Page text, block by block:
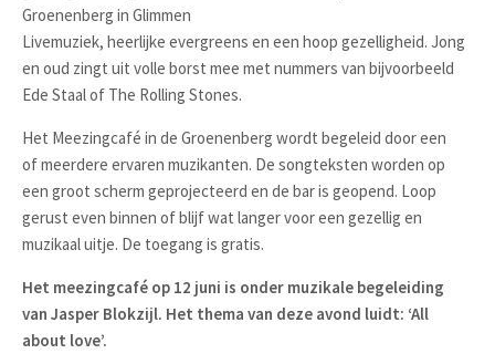
Groenenberg in Glimmen
Livemuziek, heerlijke evergreens en een hoop gezelligheid. Jong
en oud zingt uit volle borst mee met nummers van bijvoorbeeld
Ede Staal of The Rolling Stones.
Het Meezingcafé in de Groenenberg wordt begeleid door een
of meerdere ervaren muzikanten. De songteksten worden op
een groot scherm geprojecteerd en de bar is geopend. Loop
gerust even binnen of blijf wat langer voor een gezellig en
muzikaal uitje. De toegang is gratis.
Het meezingcafé op 12 juni is onder muzikale begeleiding
van Jasper Blokzijl. Het thema van deze avond luidt: ‘All
about love’.